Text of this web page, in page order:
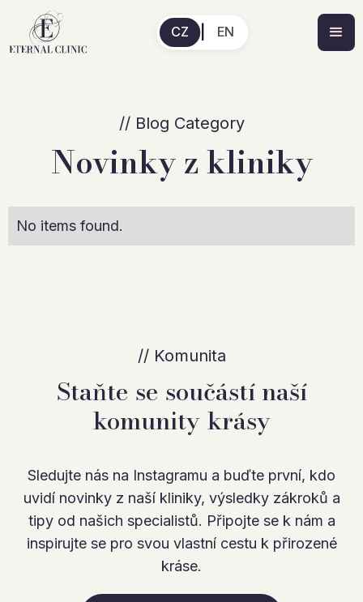
CZ | EN
// Blog Category
Novinky z kliniky
No items found.
// Komunita
Staňte se součástí naší
komunity krásy
Sledujte nás na Instagramu a buďte první, kdo
uvidí novinky z naší kliniky, výsledky zákroků a
tipy od našich specialistů. Připojte se k nám a
inspirujte se pro svou vlastní cestu k přirozené
kráse.